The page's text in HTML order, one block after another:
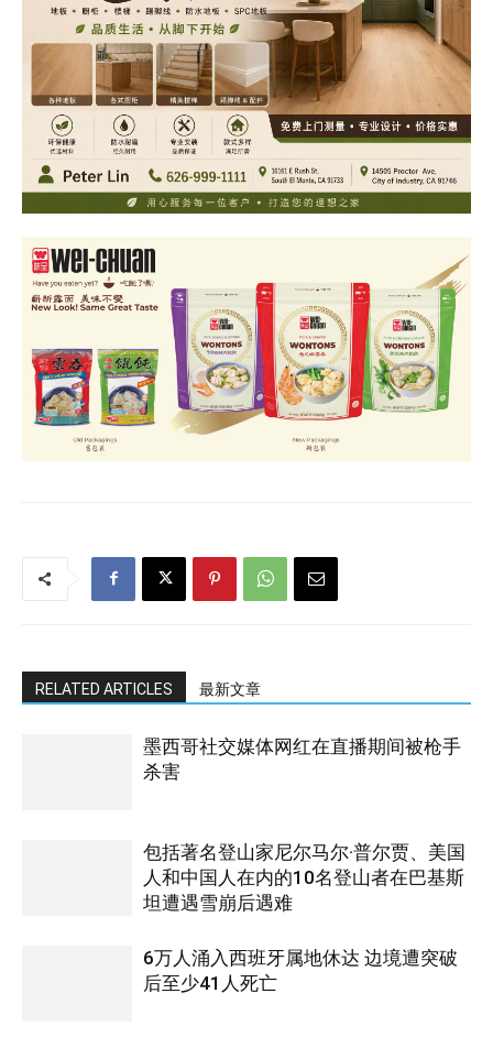
RELATED ARTICLES 最新文章
墨西哥社交媒体网红在直播期间被枪手
杀害
包括著名登山家尼尔马尔·普尔贾、美国
人和中国人在内的10名登山者在巴基斯
坦遭遇雪崩后遇难
6万人涌入西班牙属地休达 边境遭突破
后至少41人死亡